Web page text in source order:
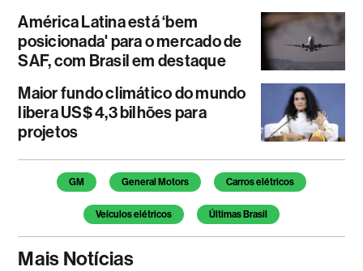
América Latina está ‘bem
posicionada' para o mercado de
SAF, com Brasil em destaque
Maior fundo climático do mundo
libera US$ 4,3 bilhões para
projetos
Temas deste artigo
GM General Motors Carros elétricos
Veículos elétricos Últimas Brasil
Mais Notícias